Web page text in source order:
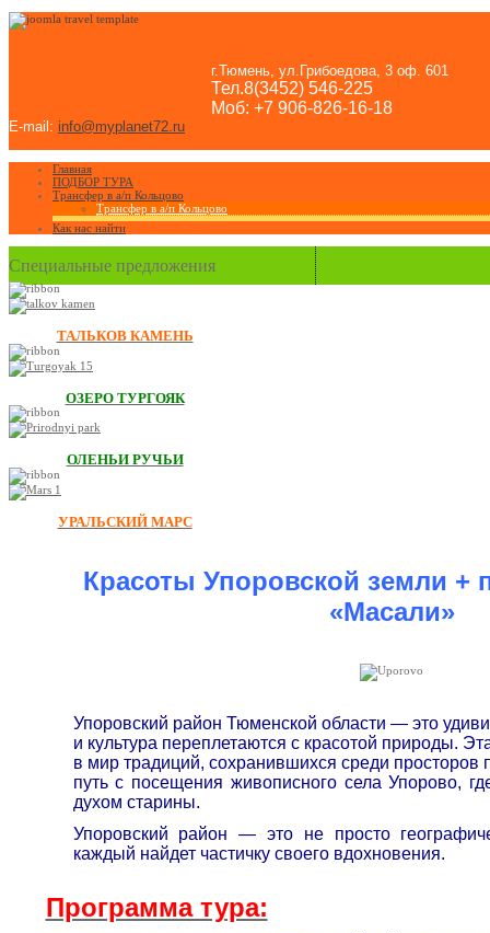
г.Тюмень, ул.Грибоедова, 3 оф. 601
Тел.8(3452) 546-225
Моб: +7 906-826-16-18
E-mail: info@myplanet72.ru
Главная
ПОДБОР ТУРА
Трансфер в а/п Кольцово
Трансфер в а/п Кольцово
Как нас найти
Специальные предложения
ТАЛЬКОВ КАМЕНЬ
ОЗЕРО ТУРГОЯК
ОЛЕНЬИ РУЧЬИ
УРАЛЬСКИЙ МАРС
Красоты Упоровской земли +
«Масали»
Упоровский район Тюменской области — это
и культура переплетаются с красотой природы.
в мир традиций, сохранившихся среди
путь с посещения живописного села Упорово,
духом старины.
Упоровский район — это не просто
каждый найдет частичку своего вдохновения.
Программа тура: